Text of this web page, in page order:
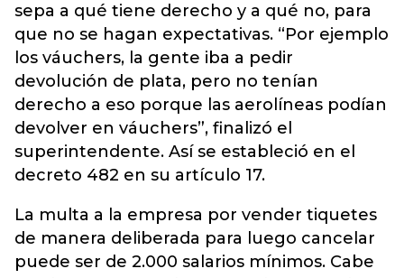
sepa a qué tiene derecho y a qué no, para
que no se hagan expectativas. “Por ejemplo
los váuchers, la gente iba a pedir
devolución de plata, pero no tenían
derecho a eso porque las aerolíneas podían
devolver en váuchers”, finalizó el
superintendente. Así se estableció en el
decreto 482 en su artículo 17.
La multa a la empresa por vender tiquetes
de manera deliberada para luego cancelar
puede ser de 2.000 salarios mínimos. Cabe